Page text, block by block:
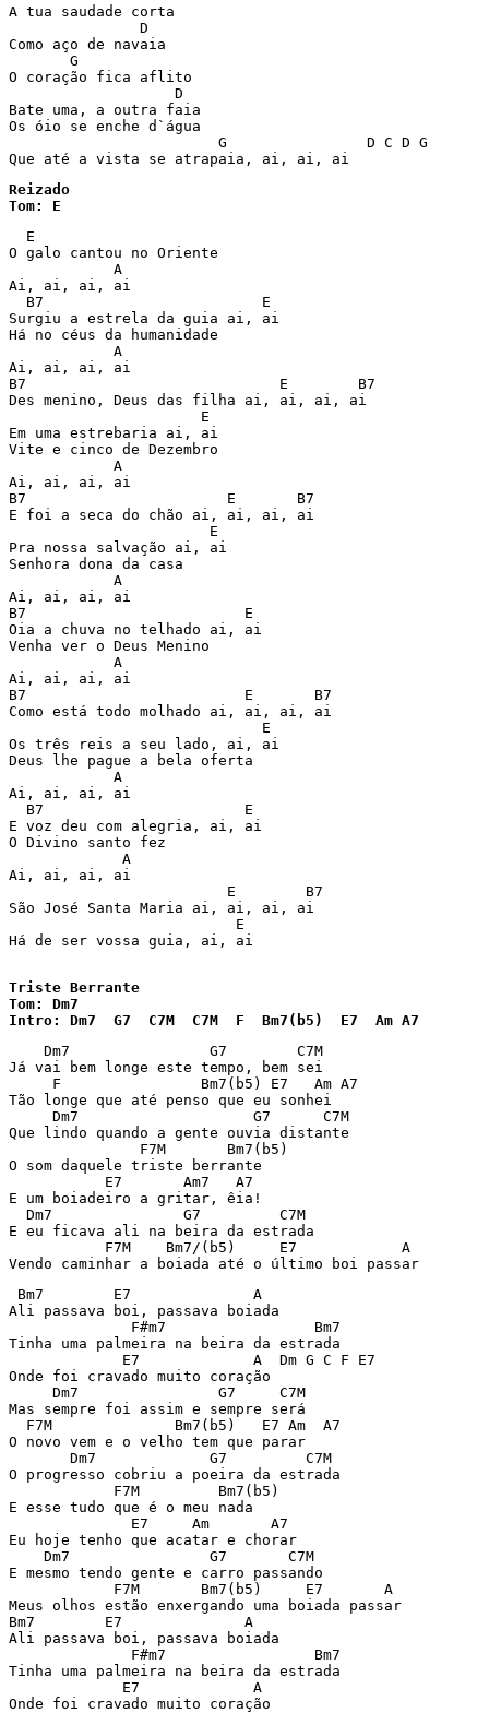
A tua saudade corta
               D
Como aço de navaia
       G
O coração fica aflito
                   D
Bate uma, a outra faia
Os óio se enche d`água
                        G                D C D G
Que até a vista se atrapaia, ai, ai, ai
Reizado
Tom: E
  E
O galo cantou no Oriente
            A
Ai, ai, ai, ai
  B7                         E
Surgiu a estrela da guia ai, ai
Há no céus da humanidade
            A
Ai, ai, ai, ai
B7                             E        B7
Des menino, Deus das filha ai, ai, ai, ai
                      E
Em uma estrebaria ai, ai
Vite e cinco de Dezembro
            A
Ai, ai, ai, ai
B7                       E       B7
E foi a seca do chão ai, ai, ai, ai
                       E
Pra nossa salvação ai, ai
Senhora dona da casa
            A
Ai, ai, ai, ai
B7                         E
Oia a chuva no telhado ai, ai
Venha ver o Deus Menino
            A
Ai, ai, ai, ai
B7                         E       B7
Como está todo molhado ai, ai, ai, ai
                             E
Os três reis a seu lado, ai, ai
Deus lhe pague a bela oferta
            A
Ai, ai, ai, ai
  B7                       E
E voz deu com alegria, ai, ai
O Divino santo fez
             A
Ai, ai, ai, ai
                         E        B7
São José Santa Maria ai, ai, ai, ai
                          E
Há de ser vossa guia, ai, ai
Triste Berrante
Tom: Dm7
Intro: Dm7  G7  C7M  C7M  F  Bm7(b5)  E7  Am A7
    Dm7                G7        C7M
Já vai bem longe este tempo, bem sei
     F                Bm7(b5) E7   Am A7
Tão longe que até penso que eu sonhei
     Dm7                    G7      C7M
Que lindo quando a gente ouvia distante
               F7M       Bm7(b5)
O som daquele triste berrante
           E7       Am7   A7
E um boiadeiro a gritar, êia!
  Dm7               G7         C7M
E eu ficava ali na beira da estrada
           F7M    Bm7/(b5)     E7            A
Vendo caminhar a boiada até o último boi passar
Bm7        E7              A
Ali passava boi, passava boiada
              F#m7                 Bm7
Tinha uma palmeira na beira da estrada
             E7             A  Dm G C F E7
Onde foi cravado muito coração
     Dm7                G7     C7M
Mas sempre foi assim e sempre será
  F7M              Bm7(b5)   E7 Am  A7
O novo vem e o velho tem que parar
       Dm7             G7         C7M
O progresso cobriu a poeira da estrada
            F7M         Bm7(b5)
E esse tudo que é o meu nada
              E7     Am       A7
Eu hoje tenho que acatar e chorar
    Dm7                G7       C7M
E mesmo tendo gente e carro passando
            F7M       Bm7(b5)     E7       A
Meus olhos estão enxergando uma boiada passar
Bm7        E7              A
Ali passava boi, passava boiada
              F#m7                 Bm7
Tinha uma palmeira na beira da estrada
             E7             A
Onde foi cravado muito coração